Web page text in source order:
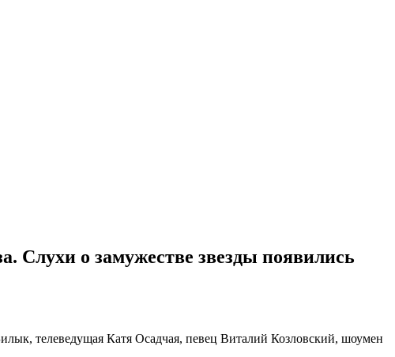
Слухи о замужестве звезды появились
телеведущая Катя Осадчая, певец Виталий Козловский, шоумен